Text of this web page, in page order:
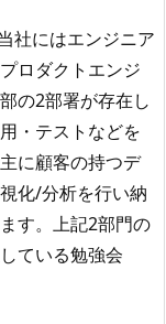
社にはエンジニア
ロダクトエンジ
の2部署が存在し
・テストなどを
に顧客の持つデ
化/分析を行い納
す。 上記2部門の
ている勉強会